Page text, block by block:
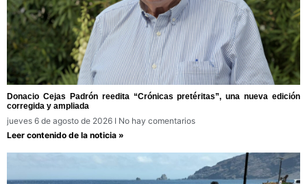
Donacio Cejas Padrón reedita “Crónicas pretéritas”, una nueva edición
corregida y ampliada
jueves 6 de agosto de 2026
No hay comentarios
Leer contenido de la noticia »